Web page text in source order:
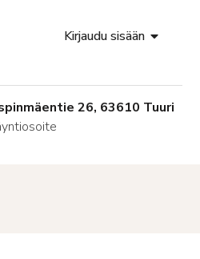
Kirjaudu sisään
26, 63610 Tuuri